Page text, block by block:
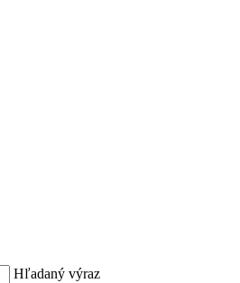
Hľadaný výraz